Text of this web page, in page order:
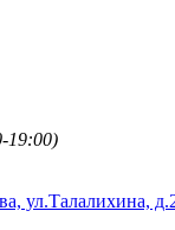
ул.Талалихина,